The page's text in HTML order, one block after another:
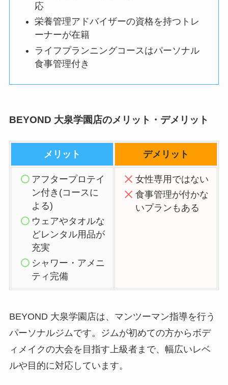
応
栄養管理アドバイザーの資格を持つトレ
ーナーが在籍
ライフプランニングコースはパーソナル
食事管理付き
BEYOND 大泉学園店のメリット・デメリット
メリット デメリット
アフタープロテイ
ン付き(コースに
よる)
ウェアやタオルな
どレンタル用品が
充実
シャワー・アメニ
ティ完備
女性専用ではない
食事管理が付かな
いプランもある
BEYOND 大泉学園店は、マンツーマン指導を行う
パーソナルジムです。ジムが初めての方からボデ
ィメイクの大会を目指す上級者まで、幅広いレベ
ルや目的に対応しています。